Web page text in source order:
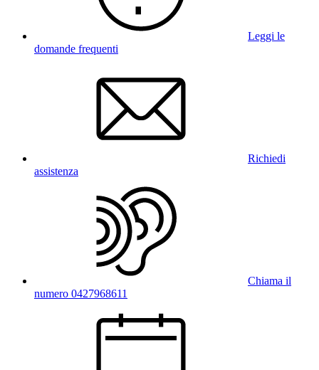
Leggi le
domande frequenti
Richiedi
assistenza
Chiama il
numero 0427968611